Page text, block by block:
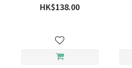
HK$138.00